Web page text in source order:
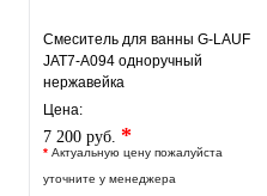
Смеситель для ванны G-LAUF
JAT7-A094 одноручный
нержавейка
Цена:
7 200 руб. *
* Актуальную цену пожалуйста
уточните у менеджера